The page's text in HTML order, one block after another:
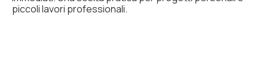
piccoli lavori professionali.